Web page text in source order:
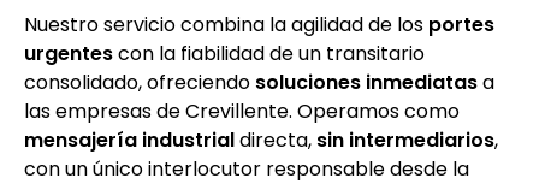
Nuestro servicio combina la agilidad de los portes
urgentescon la fiabilidad de un transitario
consolidado, ofreciendo soluciones inmediatasa
las empresas de Crevillente. Operamos como
mensajería industrialdirecta, sin intermediarios,
con un único interlocutor responsable desde la